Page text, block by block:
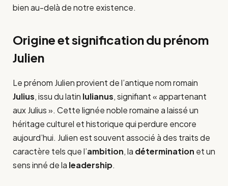
bien au-delà de notre existence.
Origine et signification du prénom
Julien
Le prénom Julien provient de l’antique nom romain
Julius, issu du latin Iulianus, signifiant « appartenant
aux Julius ». Cette lignée noble romaine a laissé un
héritage culturel et historique qui perdure encore
aujourd’hui. Julien est souvent associé à des traits de
caractère tels que l’ambition, la détermination et un
sens inné de la leadership.